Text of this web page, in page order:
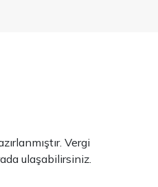
Vergi
ulaşabilirsiniz.